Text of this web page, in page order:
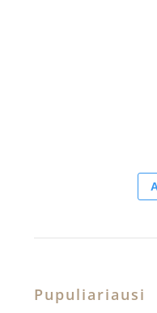
Pupuliariausi